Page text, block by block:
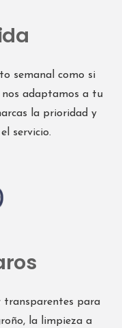
semanal como si
nos adaptamos a tu
la prioridad y
servicio.
transparentes para
la limpieza a